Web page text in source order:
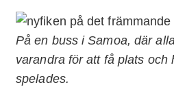
På en buss i Samoa, där
varandra för att få plats och
spelades.